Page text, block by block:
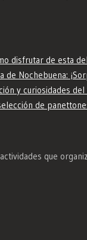
disfrutar de esta
Nochebuena:
y curiosidades
de
que